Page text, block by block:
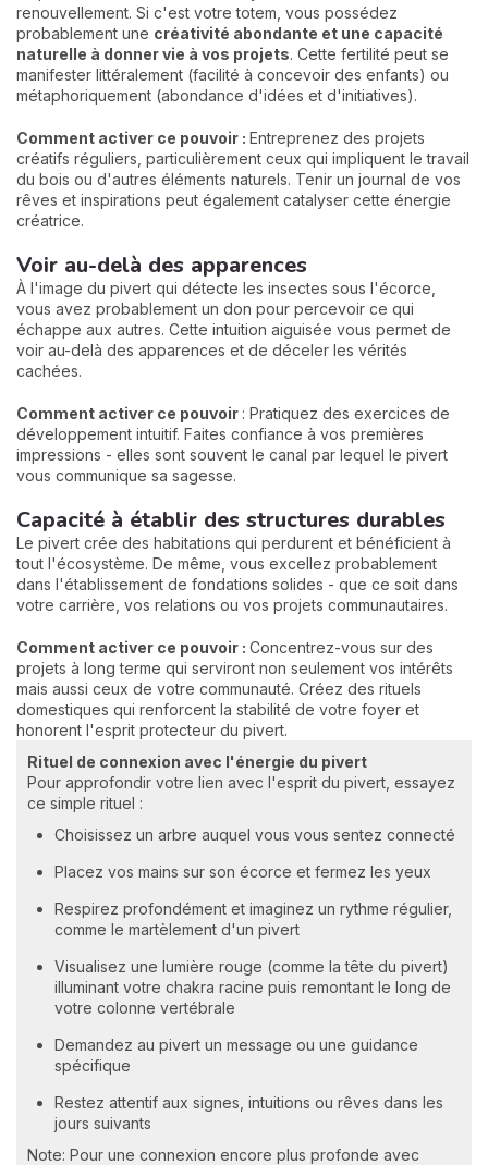
renouvellement. Si c'est votre totem, vous possédez
probablement une créativité abondante et une capacité
naturelle à donner vie à vos projets. Cette fertilité peut se
manifester littéralement (facilité à concevoir des enfants) ou
métaphoriquement (abondance d'idées et d'initiatives).
Comment activer ce pouvoir : Entreprenez des projets
créatifs réguliers, particulièrement ceux qui impliquent le travail
du bois ou d'autres éléments naturels. Tenir un journal de vos
rêves et inspirations peut également catalyser cette énergie
créatrice.
Voir au-delà des apparences
À l'image du pivert qui détecte les insectes sous l'écorce,
vous avez probablement un don pour percevoir ce qui
échappe aux autres. Cette intuition aiguisée vous permet de
voir au-delà des apparences et de déceler les vérités
cachées.
Comment activer ce pouvoir : Pratiquez des exercices de
développement intuitif. Faites confiance à vos premières
impressions - elles sont souvent le canal par lequel le pivert
vous communique sa sagesse.
Capacité à établir des structures durables
Le pivert crée des habitations qui perdurent et bénéficient à
tout l'écosystème. De même, vous excellez probablement
dans l'établissement de fondations solides - que ce soit dans
votre carrière, vos relations ou vos projets communautaires.
Comment activer ce pouvoir : Concentrez-vous sur des
projets à long terme qui serviront non seulement vos intérêts
mais aussi ceux de votre communauté. Créez des rituels
domestiques qui renforcent la stabilité de votre foyer et
honorent l'esprit protecteur du pivert.
Rituel de connexion avec l'énergie du pivert
Pour approfondir votre lien avec l'esprit du pivert, essayez
ce simple rituel :
Choisissez un arbre auquel vous vous sentez connecté
Placez vos mains sur son écorce et fermez les yeux
Respirez profondément et imaginez un rythme régulier,
comme le martèlement d'un pivert
Visualisez une lumière rouge (comme la tête du pivert)
illuminant votre chakra racine puis remontant le long de
votre colonne vertébrale
Demandez au pivert un message ou une guidance
spécifique
Restez attentif aux signes, intuitions ou rêves dans les
jours suivants
Note: Pour une connexion encore plus profonde avec